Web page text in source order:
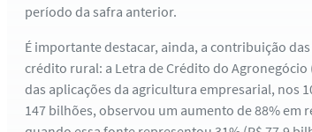
período da safra anterior.
É importante destacar, ainda, a contribuição
crédito rural: a Letra de Crédito do
das aplicações da agricultura empresarial, nos
147 bilhões, observou um aumento de 88% em